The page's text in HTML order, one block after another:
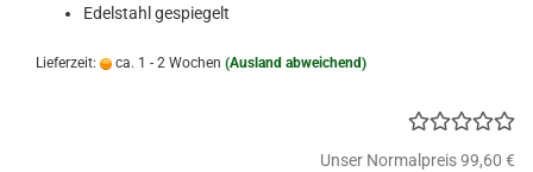
Edelstahl gespiegelt
Lieferzeit: ca. 1 - 2 Wochen (Ausland abweichend)
Unser Normalpreis 99,60 €